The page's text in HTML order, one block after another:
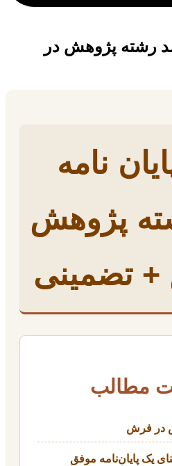
رشته پژوهش در
نامه
پژوهش
تضمینی
مطالب
در فرش
یک پایان‌نامه موفق